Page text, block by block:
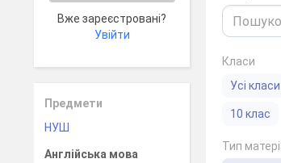
Вже зареєстровані?
Увійти
Предмети
НУШ
Англійська мова
Класи
Усі класи
10 клас
Тип